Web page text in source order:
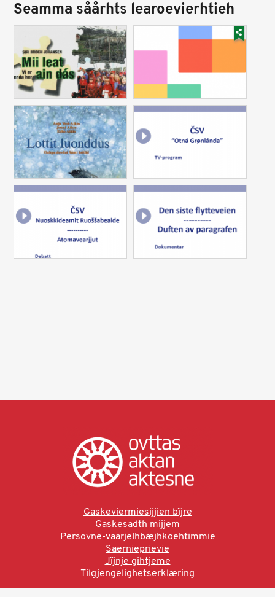
Seamma såårhts learoevierhtieh
Gaskeviermiesijjien bïjre
Gaskesadth mijjem
Persovne-vaarjelhbæjhkoehtimmie
Saernieprievie
Jïjnje gihtjeme
Tilgjengelighetserklæring